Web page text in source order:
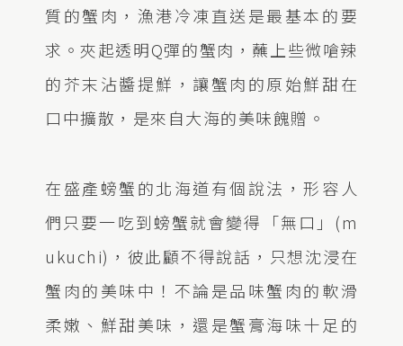
質的蟹肉，漁港冷凍直送是最基本的要
求。夾起透明Q彈的蟹肉，蘸上些微嗆辣
的芥末沾醬提鮮，讓蟹肉的原始鮮甜在
口中擴散，是來自大海的美味餽贈。
在盛產螃蟹的北海道有個說法，形容人
們只要一吃到螃蟹就會變得「無口」(m
ukuchi)，彼此顧不得說話，只想沈浸在
蟹肉的美味中！不論是品味蟹肉的軟滑
柔嫩、鮮甜美味，還是蟹膏海味十足的